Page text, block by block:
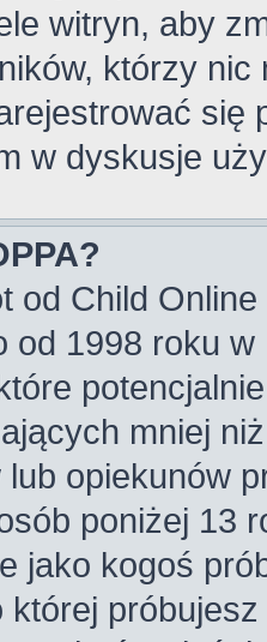
witryn, aby
którzy
w dyskusje
od Child
od 1998 roku w
mniej
opiekunów
poniżej 13
jako kogoś
której